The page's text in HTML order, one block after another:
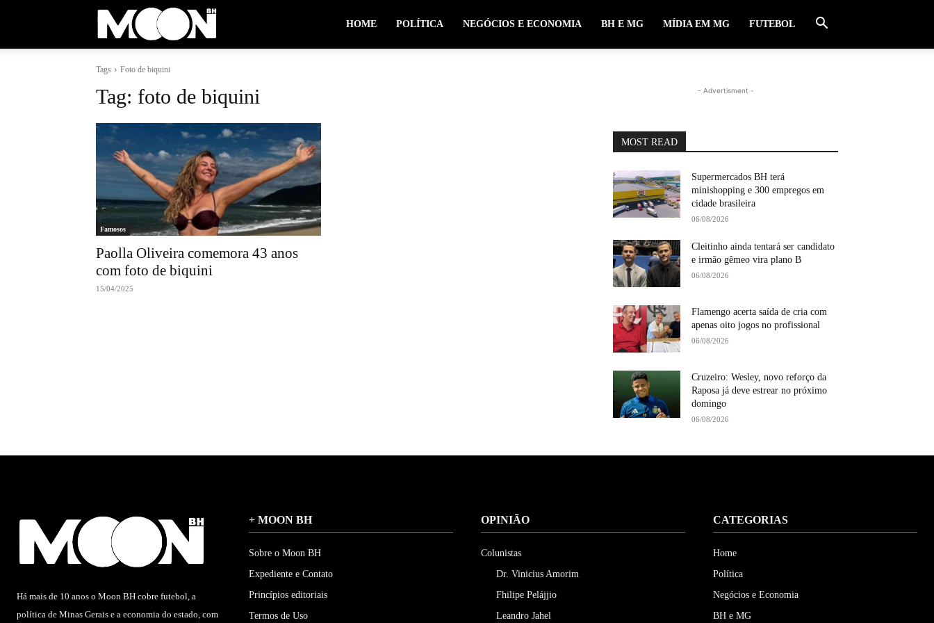
HOME POLÍTICA NEGÓCIOS E ECONOMIA BH E MG MÍDIA EM MG FUTEBOL
Tags Foto de biquini
Tag: foto de biquini
Famosos
Paolla Oliveira comemora 43 anos
com foto de biquini
15/04/2025
- Advertisment -
MOST READ
Supermercados BH terá
minishopping e 300 empregos em
cidade brasileira
06/08/2026
Cleitinho ainda tentará ser candidato
e irmão gêmeo vira plano B
06/08/2026
Flamengo acerta saída de cria com
apenas oito jogos no profissional
06/08/2026
Cruzeiro: Wesley, novo reforço da
Raposa já deve estrear no próximo
domingo
06/08/2026
Há mais de 10 anos o Moon BH cobre futebol, a
política de Minas Gerais e a economia do estado, com
+ MOON BH
Sobre o Moon BH
Expediente e Contato
Princípios editoriais
Termos de Uso
OPINIÃO
Colunistas
Dr. Vinicius Amorim
Fhilipe Pelájjio
Leandro Jahel
CATEGORIAS
Home
Política
Negócios e Economia
BH e MG